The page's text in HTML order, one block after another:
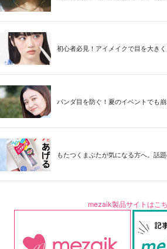
初心者必見！アイメイクで目を大き
パンダ目を防ぐ！夏のイベントでも
もたつくまぶたが気になる方へ。話
mezaik製品サイトはこ